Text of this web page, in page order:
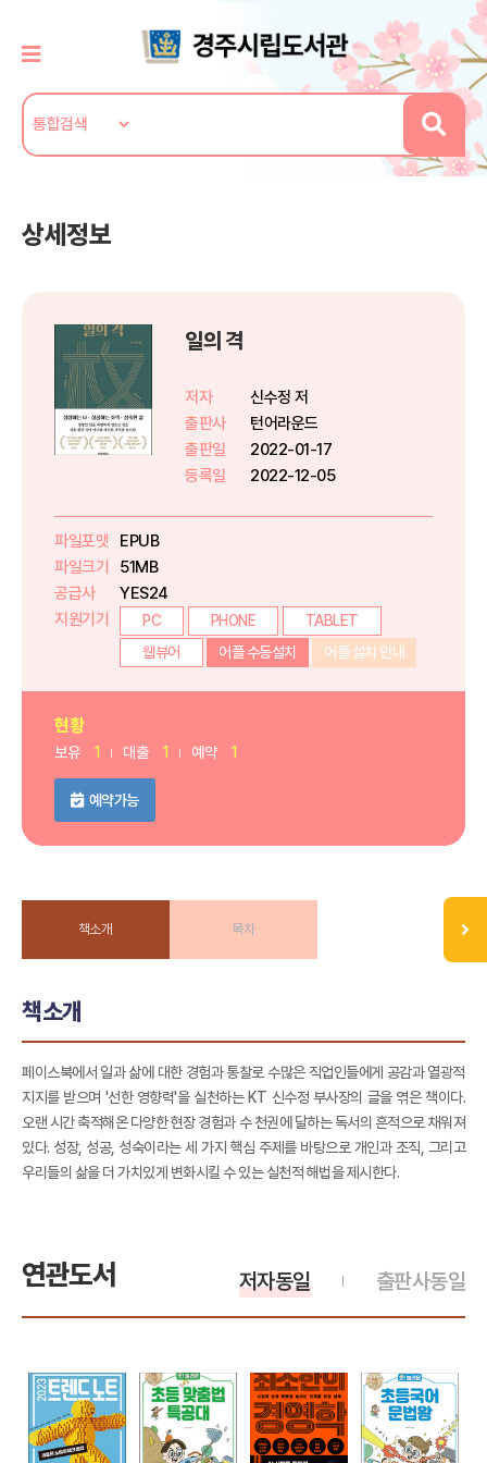
상세정보
일의 격
저자
신수정 저
출판사
턴어라운드
출판일
2022-01-17
등록일
2022-12-05
파일포맷
EPUB
파일크기
51MB
공급사
YES24
지원기기
PC PHONE
TABLET
웹뷰어
어플 수동설치 어플 설치 안내
현황
보유 1 대출 1 예약 1
예약가능
책소개 목차
책소개
페이스북에서 일과 삶에 대한 경험과 통찰로 수많은 직업인들에게 공감과 열광적
지지를 받으며 '선한 영향력'을 실천하는 KT 신수정 부사장의 글을 엮은 책이다.
오랜 시간 축적해온 다양한 현장 경험과 수 천권에 달하는 독서의 흔적으로 채워져
있다. 성장, 성공, 성숙이라는 세 가지 핵심 주제를 바탕으로 개인과 조직, 그리고
우리들의 삶을 더 가치있게 변화시킬 수 있는 실천적 해법을 제시한다.
연관도서 출판사동일
저자동일